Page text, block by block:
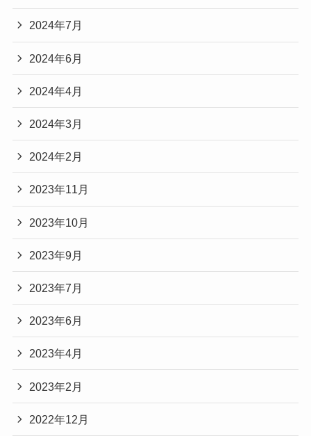
2024年7月
2024年6月
2024年4月
2024年3月
2024年2月
2023年11月
2023年10月
2023年9月
2023年7月
2023年6月
2023年4月
2023年2月
2022年12月